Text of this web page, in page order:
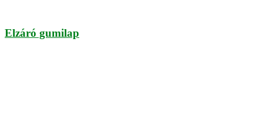
Elzáró gumilap